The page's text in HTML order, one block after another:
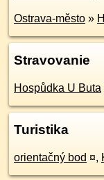
Ostrava-město »
Stravovanie
Hospůdka U Buta
Turistika
orientačný bod ¤,